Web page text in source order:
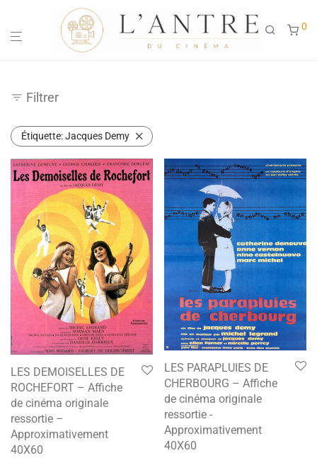
0
Filtrer
Étiquette:Jacques Demy
LES DEMOISELLES DE
ROCHEFORT – Affiche
de cinéma originale
ressortie –
Approximativement
40X60
LES PARAPLUIES DE
CHERBOURG – Affiche
de cinéma originale
ressortie -
Approximativement
40X60